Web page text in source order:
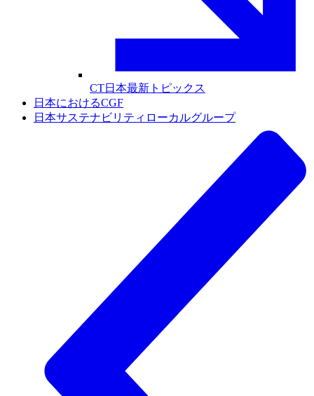
CT日本最新トピックス
日本におけるCGF
日本サステナビリティローカルグループ